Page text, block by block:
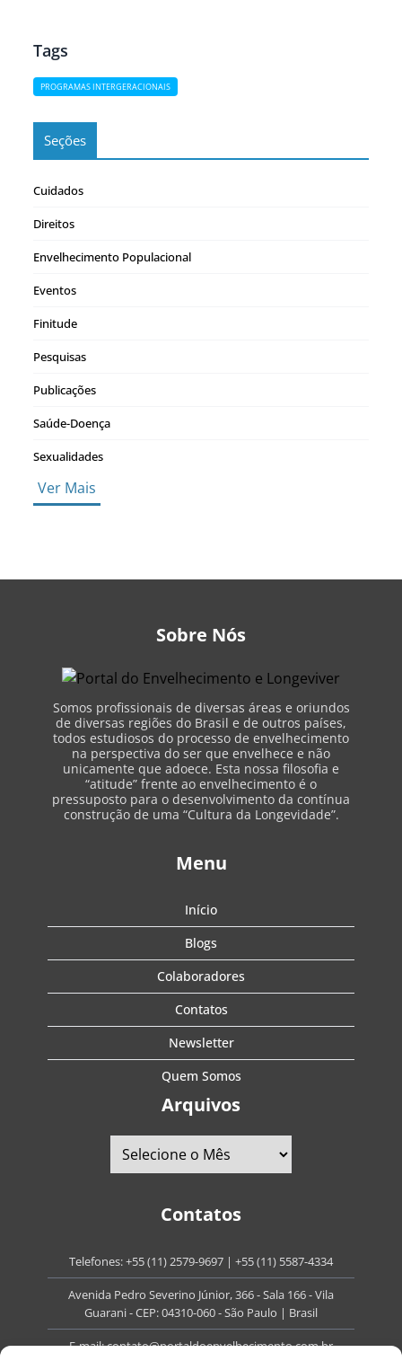
Tags
PROGRAMAS INTERGERACIONAIS
Seções
Cuidados
Direitos
Envelhecimento Populacional
Eventos
Finitude
Pesquisas
Publicações
Saúde-Doença
Sexualidades
Ver Mais
Sobre Nós
Somos profissionais de diversas áreas e oriundos
de diversas regiões do Brasil e de outros países,
todos estudiosos do processo de envelhecimento
na perspectiva do ser que envelhece e não
unicamente que adoece. Esta nossa filosofia e
“atitude” frente ao envelhecimento é o
pressuposto para o desenvolvimento da contínua
construção de uma “Cultura da Longevidade”.
Menu
Início
Blogs
Colaboradores
Contatos
Newsletter
Quem Somos
Arquivos
Contatos
Telefones:+55 (11) 2579-9697 | +55 (11) 5587-4334
Avenida Pedro Severino Júnior, 366 - Sala 166 - Vila
Guarani - CEP: 04310-060 - São Paulo | Brasil
E-mail:contato@portaldoenvelhecimento.com.br